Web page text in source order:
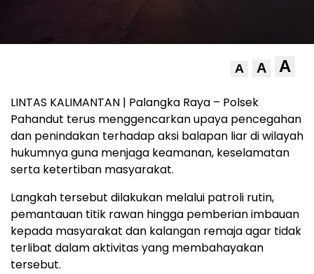
A A A
LINTAS KALIMANTAN | Palangka Raya – Polsek
Pahandut terus menggencarkan upaya pencegahan
dan penindakan terhadap aksi balapan liar di wilayah
hukumnya guna menjaga keamanan, keselamatan
serta ketertiban masyarakat.
Langkah tersebut dilakukan melalui patroli rutin,
pemantauan titik rawan hingga pemberian imbauan
kepada masyarakat dan kalangan remaja agar tidak
terlibat dalam aktivitas yang membahayakan
tersebut.